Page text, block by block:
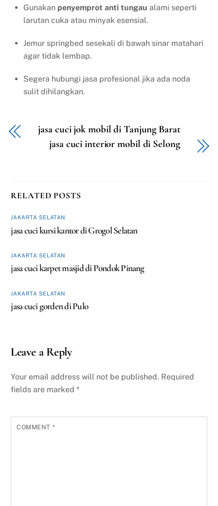
Gunakan penyemprot anti tungau alami seperti
larutan cuka atau minyak esensial.
Jemur springbed sesekali di bawah sinar matahari
agar tidak lembap.
Segera hubungi jasa profesional jika ada noda
sulit dihilangkan.
jasa cuci jok mobil di Tanjung Barat
jasa cuci interior mobil di Selong
RELATED POSTS
JAKARTA SELATAN
jasa cuci kursi kantor di Grogol Selatan
JAKARTA SELATAN
jasa cuci karpet masjid di Pondok Pinang
JAKARTA SELATAN
jasa cuci gorden di Pulo
Leave a Reply
Your email address will not be published. Required
fields are marked*
COMMENT *